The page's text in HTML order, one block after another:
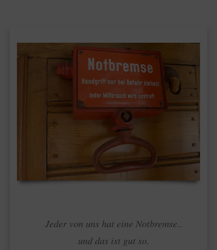
Jeder von uns hat eine Notbremse..
und das ist gut so.